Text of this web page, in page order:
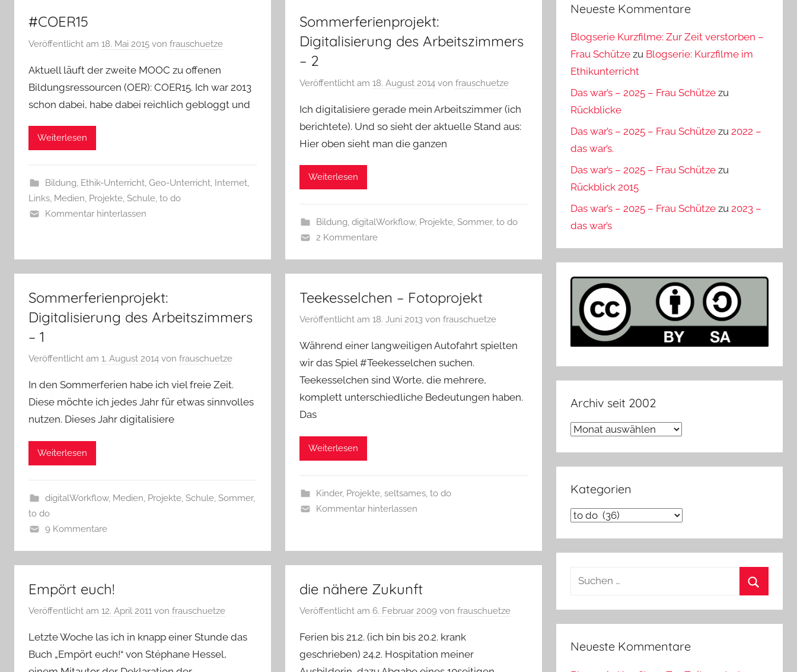
#COER15
Veröffentlicht am 18. Mai 2015 von frauschuetze
Aktuell läuft der zweite MOOC zu offenen
Bildungsressourcen (OER): COER15. Ich war 2013
schon dabei, habe dabei reichlich gebloggt und
Weiterlesen
Bildung, Ethik-Unterricht, Geo-Unterricht, Internet,
Links, Medien, Projekte, Schule, to do
Kommentar hinterlassen
Sommerferienprojekt:
Digitalisierung des Arbeitszimmers
– 2
Veröffentlicht am18. August 2014 vonfrauschuetze
Ich digitalisiere gerade mein Arbeitszimmer (ich
berichtete). Und so sieht der aktuelle Stand aus:
Hier oben sieht man die ganzen
Weiterlesen
Bildung, digitalWorkflow, Projekte, Sommer, to do
2 Kommentare
Sommerferienprojekt:
Digitalisierung des Arbeitszimmers
– 1
Veröffentlicht am 1. August 2014 von frauschuetze
In den Sommerferien habe ich viel freie Zeit.
Diese möchte ich jedes Jahr für etwas sinnvolles
nutzen. Dieses Jahr digitalisiere
Weiterlesen
digitalWorkflow, Medien, Projekte, Schule, Sommer,
to do
9 Kommentare
Teekesselchen – Fotoprojekt
Veröffentlicht am18. Juni 2013 vonfrauschuetze
Während einer langweiligen Autofahrt spielten
wir das Spiel #Teekesselchen suchen.
Teekesselchen sind Worte, die mehrere,
komplett unterschiedliche Bedeutungen haben.
Das
Weiterlesen
Kinder, Projekte, seltsames, to do
Kommentar hinterlassen
Empört euch!
Veröffentlicht am 12. April 2011 von frauschuetze
Letzte Woche las ich in knapp einer Stunde das
Buch „Empört euch!“ von Stéphane Hessel,
die nähere Zukunft
Veröffentlicht am6. Februar 2009 vonfrauschuetze
Ferien bis 21.2. (ich bin bis 20.2. krank
geschrieben) 24.2. Hospitation meiner
Neueste Kommentare
Blogserie Kurzfilme: Zur Zeit verstorben –
Frau Schütze zu Blogserie: Kurzfilme im
Ethikunterricht
Das war’s – 2025 – Frau Schütze zu
Rückblicke
Das war’s – 2025 – Frau Schütze zu 2022 –
das war’s.
Das war’s – 2025 – Frau Schütze zu
Rückblick 2015
Das war’s – 2025 – Frau Schütze zu 2023 –
das war’s
Archiv seit 2002
Archiv
Kategorien
Kategorien
Suchen
Neueste Kommentare